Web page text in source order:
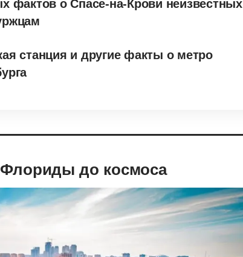
фактов о Спасе-на-Крови неизвестных
станция и другие факты о метро
Флориды до космоса